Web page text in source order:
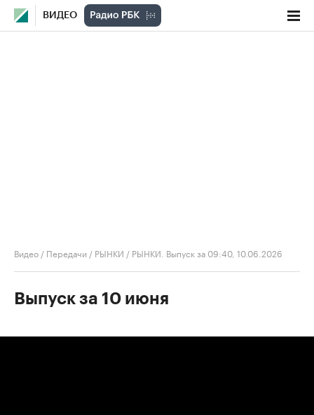
ВИДЕО
Видео / Передачи / РЫНКИ / РЫНКИ. Выпуск за 09:40, 10.06.2026
Выпуск за 10 июня